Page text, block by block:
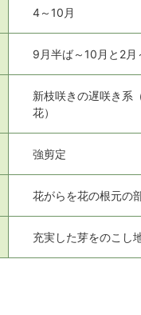
4～10月
9月半ば～10月と2月
新枝咲きの遅咲き系
花）
強剪定
花がらを花の根元の
充実した芽をのこし